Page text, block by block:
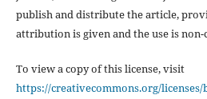
publish and distribute the article,
attribution is given and the use is
To view a copy of this license, visit
https://creativecommons.org/licenses/